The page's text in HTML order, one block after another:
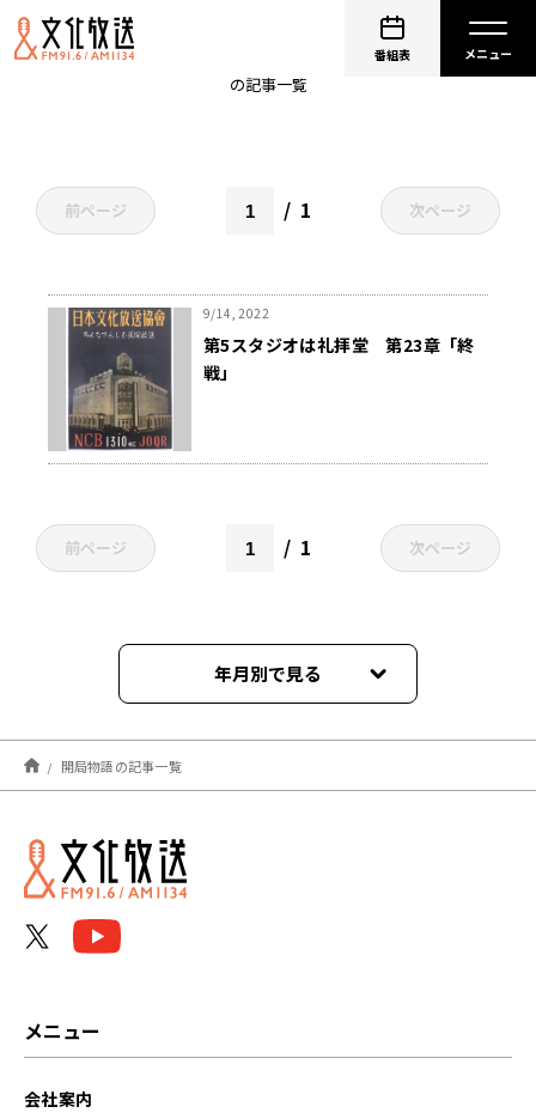
番組表
の記事一覧
前ページ 1 次ページ
9/14, 2022
第5スタジオは礼拝堂 第23章「終
戦」
前ページ 1 次ページ
年月別で見る
2023年04月
2023年03月
2023年02月
開局物語の記事一覧
メニュー
会社案内